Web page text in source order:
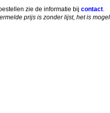
zie de informatie bij contact.
prijs is zonder lijst, het is